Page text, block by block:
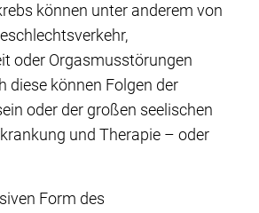
können unter anderem von
oder Orgasmusstörungen
diese können Folgen der
oder der großen seelischen
und Therapie – oder
Form des